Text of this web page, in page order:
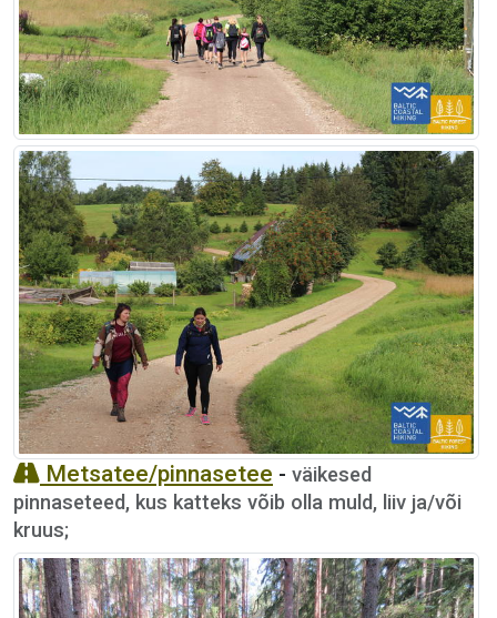
Metsatee/pinnasetee - väikesed
pinnaseteed, kus katteks võib olla muld, liiv ja/või
kruus;